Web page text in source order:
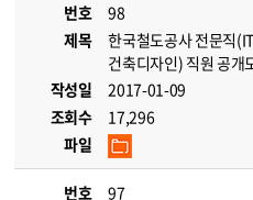
번호
98
제목
한국철도공사 전문직
건축디자인) 직원 공
작성일
2017-01-09
조회수
17,296
파일
번호
97